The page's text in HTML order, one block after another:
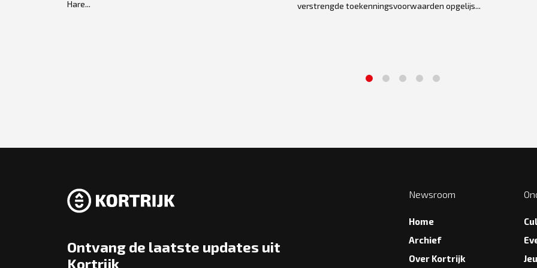
Hare...
verstrengde toekenningsvoorwaarden opgelijs...
Ontvang de laatste updates uit
Kortrijk
Newsroom
Home
Archief
Over Kortrijk